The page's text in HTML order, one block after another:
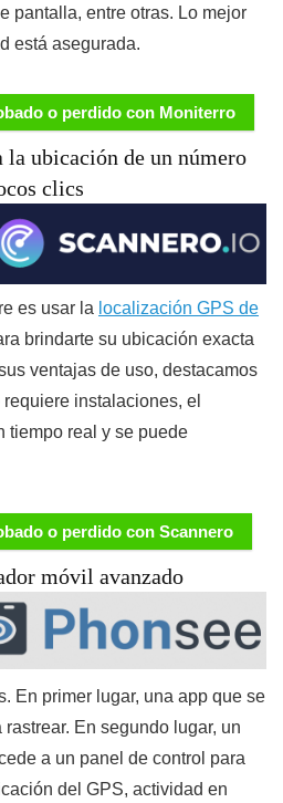
pantalla, entre otras. Lo mejor
está asegurada.
o perdido con Moniterro
la ubicación de un número
clics
es usar la localización GPS de
brindarte su ubicación exacta
ventajas de uso, destacamos
instalaciones, el
tiempo real y se puede
o perdido con Scannero
móvil avanzado
En primer lugar, una app que se
En segundo lugar, un
a un panel de control para
del GPS, actividad en